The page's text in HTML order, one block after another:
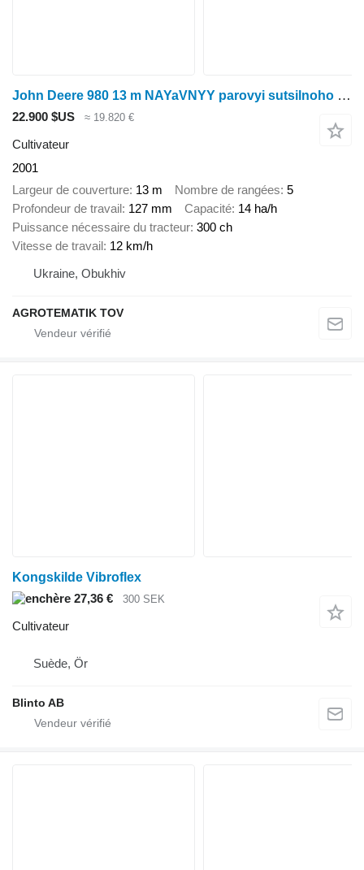
John Deere 980 13 m NAYaVNYY parovyi sutsilnoho obrobitku peredposivnyi kul
22.900 $US ≈ 19.820 €
Cultivateur
2001
Largeur de couverture 13 m Nombre de rangées 5
Profondeur de travail 127 mm Capacité 14 ha/h
Puissance nécessaire du tracteur 300 ch
Vitesse de travail 12 km/h
Ukraine, Obukhiv
AGROTEMATIK TOV
Kongskilde Vibroflex
27,36 €
300 SEK
Cultivateur
Suède, Ör
Blinto AB